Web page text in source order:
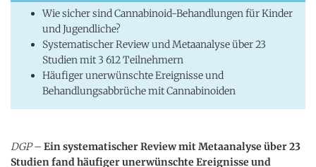
Wie sicher sind Cannabinoid-Behandlungen für Kinder
und Jugendliche?
Systematischer Review und Metaanalyse über 23
Studien mit 3 612 Teilnehmern
Häufiger unerwünschte Ereignisse und
Behandlungsabbrüche mit Cannabinoiden
DGP– Ein systematischer Review mit Metaanalyse über 23
Studien fand häufiger unerwünschte Ereignisse und